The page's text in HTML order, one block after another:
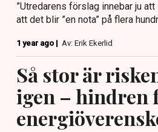
”Utredarens förslag innebar ju
att det blir ”en nota” på flera
1 year ago | Av: Erik Ekerlid
Så stor är
igen – hindren